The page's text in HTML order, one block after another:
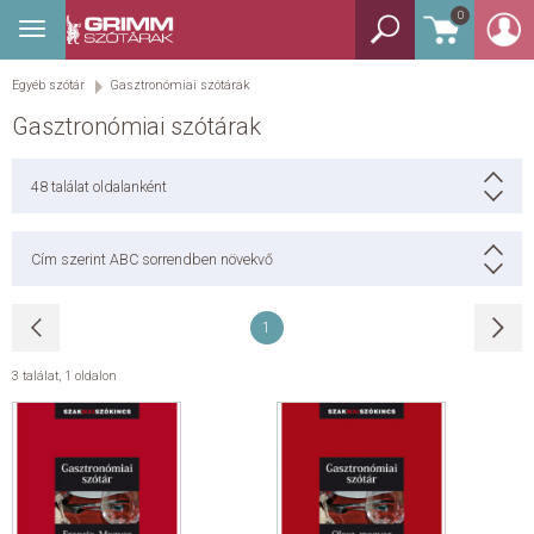
0
Toggle
navigation
Egyéb szótár Gasztronómiai szótárak
Gasztronómiai szótárak
48 találat oldalanként
Cím szerint ABC sorrendben növekvő
1
3 találat, 1 oldalon
BEJELENTKEZÉS
TANULÓSZÓTÁR
EGYÉB SZÓTÁR
SEGÍTHETEK?
HÍREK